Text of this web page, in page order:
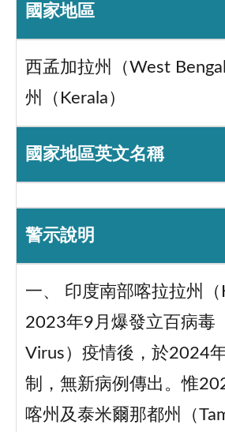
國家地區
西孟加拉州（West
州（Kerala）
國家地區英文名稱
警示說明
一、 印度南部喀拉拉州（
2023年9月爆發立百病毒
Virus）疫情後，於2024
制，無新病例傳出。惟
喀州及泰米爾那都州（